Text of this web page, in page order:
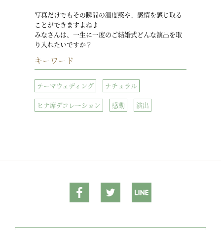
写真だけでもその瞬間の温度感や、感情を感じ取る
ことができますよね♪
みなさんは、一生に一度のご結婚式どんな演出を取
り入れたいですか？
キーワード
テーマウェディング ナチュラル
ヒナ席デコレーション 感動 演出